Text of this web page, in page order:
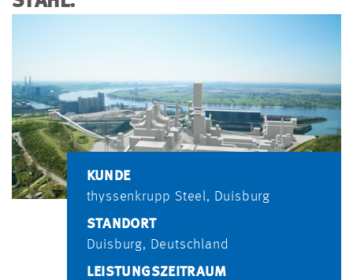
KUNDE
thyssenkrupp Steel, Duisburg
STANDORT
Duisburg, Deutschland
LEISTUNGSZEITRAUM